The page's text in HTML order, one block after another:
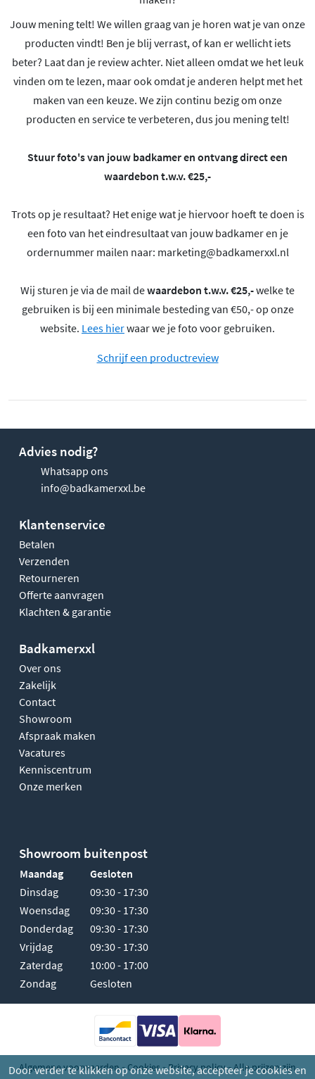
Door verder te klikken op onze website, accepteer je cookies en
Jouw mening telt! We willen graag van je horen wat je van onze
producten vindt! Ben je blij verrast, of kan er wellicht iets
beter? Laat dan je review achter. Niet alleen omdat we het leuk
vinden om te lezen, maar ook omdat je anderen helpt met het
maken van een keuze. We zijn continu bezig om onze
producten en service te verbeteren, dus jou mening telt!
Stuur foto's van jouw badkamer en ontvang direct een
waardebon t.w.v. €25,-
Trots op je resultaat? Het enige wat je hiervoor hoeft te doen is
een foto van het eindresultaat van jouw badkamer en je
ordernummer mailen naar: marketing@badkamerxxl.nl
Wij sturen je via de mail dewaardebon t.w.v. €25,-welke te
gebruiken is bij een minimale besteding van €50,- op onze
website. Lees hierwaar we je foto voor gebruiken.
Schrijf een productreview
Advies nodig?
Whatsapp ons
info@badkamerxxl.be
Klantenservice
Betalen
Verzenden
Retourneren
Offerte aanvragen
Klachten & garantie
Badkamerxxl
Over ons
Zakelijk
Contact
Showroom
Afspraak maken
Vacatures
Kenniscentrum
Onze merken
Showroom buitenpost
Maandag
Gesloten
Dinsdag
09:30 - 17:30
Woensdag
09:30 - 17:30
Donderdag
09:30 - 17:30
Vrijdag
09:30 - 17:30
Zaterdag
10:00 - 17:00
Zondag
Gesloten
Algemene voorwaarden -Cookies-Privacy policy -Alle prijzen zijn